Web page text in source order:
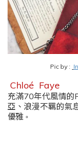
Pic by :
Chloé Faye
充滿70年代風情的
亞、浪漫不羈的氣
優雅 。